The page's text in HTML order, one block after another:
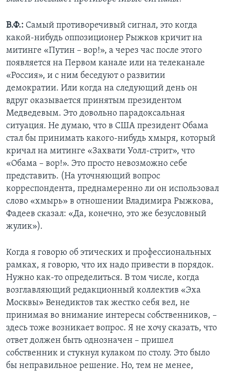
В.Ф.: Самый противоречивый сигнал, это когда
какой-нибудь оппозиционер Рыжков кричит на
митинге «Путин – вор!», а через час после этого
появляется на Первом канале или на телеканале
«Россия», и с ним беседуют о развитии
демократии. Или когда на следующий день он
вдруг оказывается принятым президентом
Медведевым. Это довольно парадоксальная
ситуация. Не думаю, что в США президент Обама
стал бы принимать какого-нибудь хмыря, который
кричал на митинге «Захвати Уолл-стрит», что
«Обама – вор!». Это просто невозможно себе
представить. (На уточняющий вопрос
корреспондента, преднамеренно ли он использовал
слово «хмырь» в отношении Владимира Рыжкова,
Фадеев сказал: «Да, конечно, это же безусловный
жулик»).
Когда я говорю об этических и профессиональных
рамках, я говорю, что их надо привести в порядок.
Нужно как-то определиться. В том числе, когда
возглавляющий редакционный коллектив «Эха
Москвы» Венедиктов так жестко себя вел, не
принимая во внимание интересы собственников, –
здесь тоже возникает вопрос. Я не хочу сказать, что
ответ должен быть однозначен – пришел
собственник и стукнул кулаком по столу. Это было
бы неправильное решение. Но, тем не менее,